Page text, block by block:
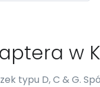
w
typu D, C & G.